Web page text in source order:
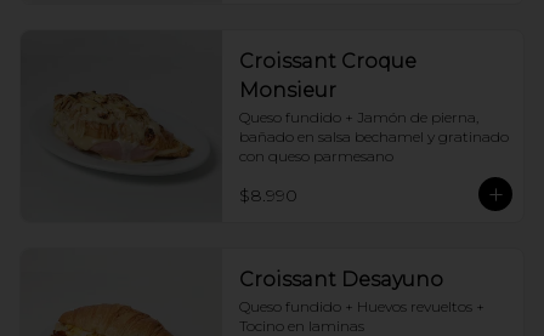
Croissant Croque
Monsieur
Queso fundido + Jamón de pierna,
bañado en salsa bechamel y gratinado
con queso parmesano
$8.990
Croissant Desayuno
Queso fundido + Huevos revueltos +
Tocino en laminas